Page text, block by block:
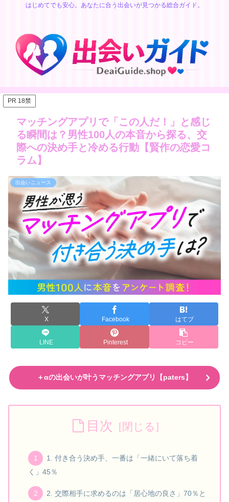
はじめてでも安心。あなたに合う出会いが見つかる総合ガイド。
PR 18禁
マッチングアプリで「この人だ！」と感じ
る瞬間は？男性100人の本音から探る、交
際への決め手と冷める行動【賢作の恋愛コ
ラム】
出会いニュース
X Facebook はてブ
LINE Pinterest コピー
＋αの出会いが叶うマッチングアプリ【paters】
目次
1. 付き合う決め手、一番は「一緒にいて落ち着
く」45％
2. 交際相手に求めるのは「居心地の良さ」70％と